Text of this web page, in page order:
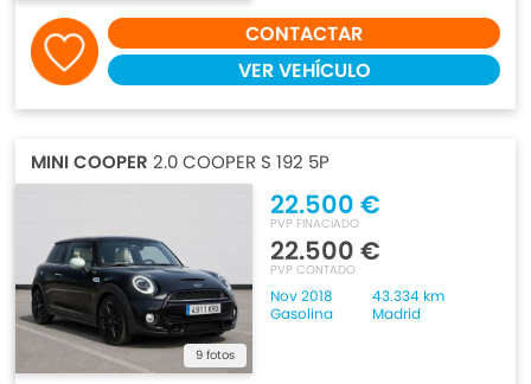
CONTACTAR
VER VEHÍCULO
MINI COOPER 2.0 COOPER S 192 5P
9 fotos
22.500 €
PVP FINACIADO
22.500 €
PVP CONTADO
Nov 2018
43.334 km
Gasolina
Madrid